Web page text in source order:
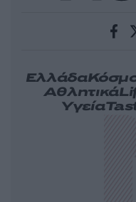
Ελλάδα
Αθλητικά
Υγεία